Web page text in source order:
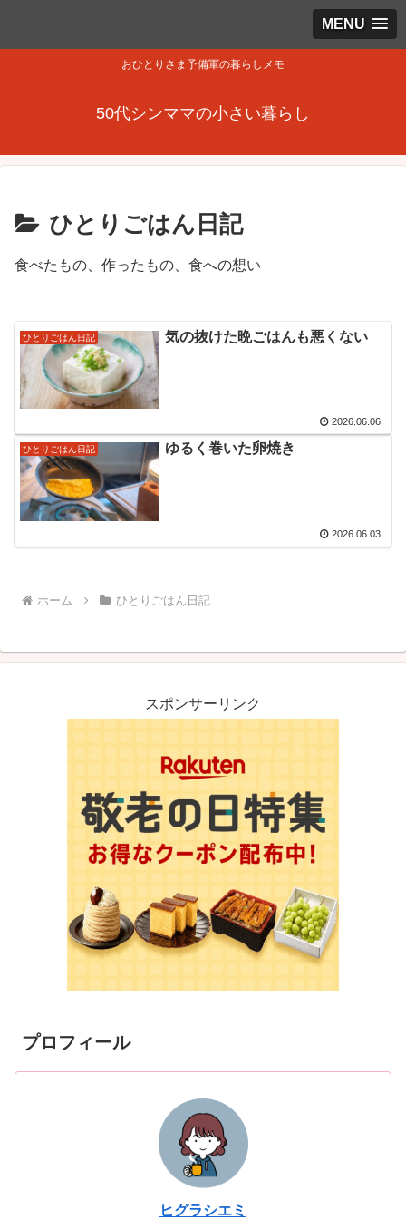
MENU
おひとりさま予備軍の暮らしメモ
50代シンママの小さい暮らし
ひとりごはん日記
食べたもの、作ったもの、食への想い
ひとりごはん日記 気の抜けた晩ごはんも悪くない
2026.06.06
ひとりごはん日記 ゆるく巻いた卵焼き
2026.06.03
ホーム ひとりごはん日記
スポンサーリンク
プロフィール
ヒグラシエミ